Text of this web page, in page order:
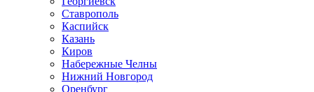
Ставрополь
Каспийск
Казань
Киров
Набережные Челны
Нижний Новгород
Оренбург